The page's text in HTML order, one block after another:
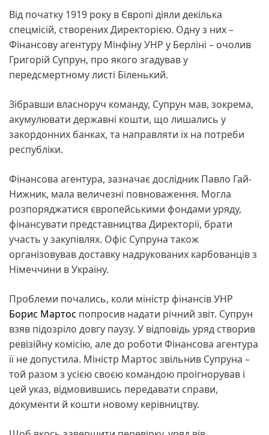
Від початку 1919 року в Європі діяли декілька
спецмісій, створених Директорією. Одну з них –
Фінансову агентуру Мінфіну УНР у Берліні – очолив
Григорій Супрун, про якого згадував у
передсмертному листі Біленький.
Зібравши власноруч команду, Супрун мав, зокрема,
акумулювати державні кошти, що лишались у
закордонних банках, та направляти їх на потреби
республіки.
Фінансова агентура, зазначає дослідник Павло Гай-
Нижник, мала величезні повноваження. Могла
розпоряджатися європейськими фондами уряду,
фінансувати представництва Директорії, брати
участь у закупівлях. Офіс Супруна також
організовував доставку надрукованих карбованців з
Німеччини в Україну.
Проблеми почались, коли міністр фінансів УНР
Борис Мартос попросив надати річний звіт. Супрун
взяв підозріло довгу паузу. У відповідь уряд створив
ревізійну комісію, але до роботи Фінансова агентура
її не допустила. Міністр Мартос звільнив Супруна –
той разом з усією своєю командою проігнорував і
цей указ, відмовившись передавати справи,
документи й кошти новому керівництву.